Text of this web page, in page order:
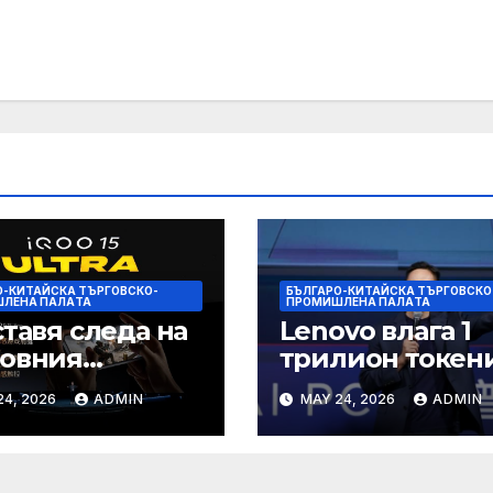
КИТАЙСКА ТЪРГОВСКО-
ПАЛAТА
следа на
пазар
2026 ADMIN
БЪЛГАРО-КИТАЙСКА
ПРОМИШЛЕНА ПАЛAТА
Lenovo влага 1
трилион
изчислителна
мощност в AI
екосистемата
MAY 24, 2026 ADMIN